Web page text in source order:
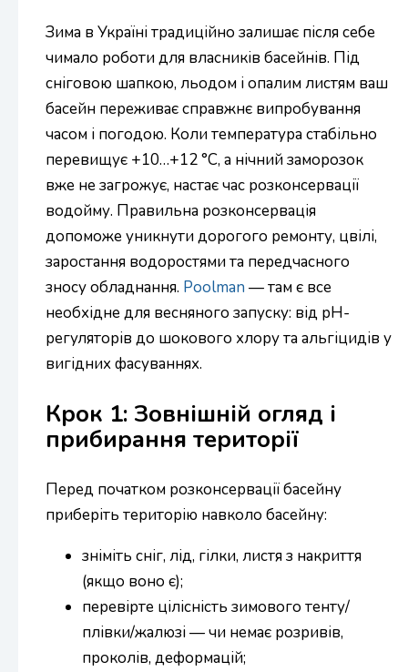
Зима в Україні традиційно залишає після себе
чимало роботи для власників басейнів. Під
сніговою шапкою, льодом і опалим листям ваш
басейн переживає справжнє випробування
часом і погодою. Коли температура стабільно
перевищує +10…+12 °C, а нічний заморозок
вже не загрожує, настає час розконсервації
водойму. Правильна розконсервація
допоможе уникнути дорогого ремонту, цвілі,
заростання водоростями та передчасного
зносу обладнання. Poolman — там є все
необхідне для весняного запуску: від pH-
регуляторів до шокового хлору та альгіцидів у
вигідних фасуваннях.
Крок 1: Зовнішній огляд і
прибирання території
Перед початком розконсервації басейну
приберіть територію навколо басейну:
зніміть сніг, лід, гілки, листя з накриття
(якщо воно є);
перевірте цілісність зимового тенту/
плівки/жалюзі — чи немає розривів,
проколів, деформацій;